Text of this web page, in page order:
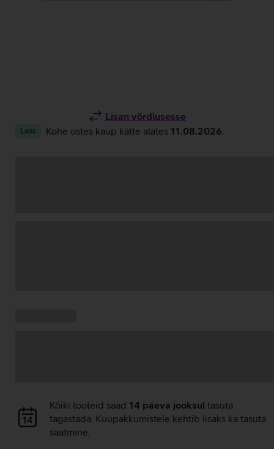
Lisan võrdlusesse
Laos Kohe ostes kaup kätte alates 11.08.2026
Andmete
laadimine
Kõiki tooteid saad 14 päeva jooksul tasuta
tagastada. Kuupakkumistele kehtib lisaks ka tasuta
saatmine.